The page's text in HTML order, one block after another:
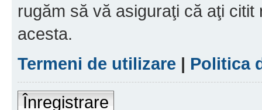
rugăm să vă asiguraţi că aţi
acesta.
Termeni de utilizare | Politica
Înregistrare